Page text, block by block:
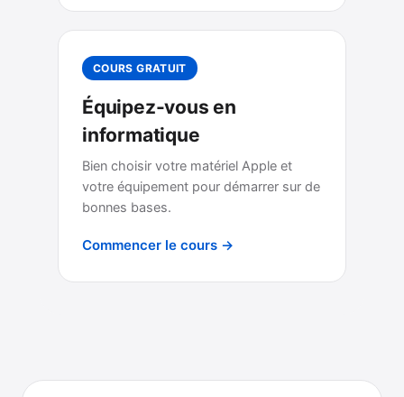
COURS GRATUIT
Équipez-vous en
informatique
Bien choisir votre matériel Apple et
votre équipement pour démarrer sur de
bonnes bases.
Commencer le cours →